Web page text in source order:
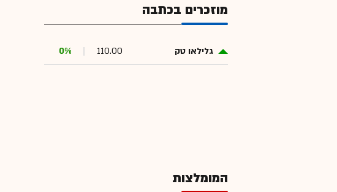
מוזכרים בכתבה
גלילאו טק 110.00
0%
המומלצות